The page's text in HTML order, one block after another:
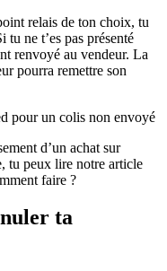
relais de ton choix, tu
tu ne t’es pas présenté
renvoyé au vendeur. La
pourra remettre son
pour un colis non envoyé
d’un achat sur
tu peux lire notre article
faire ?
ta